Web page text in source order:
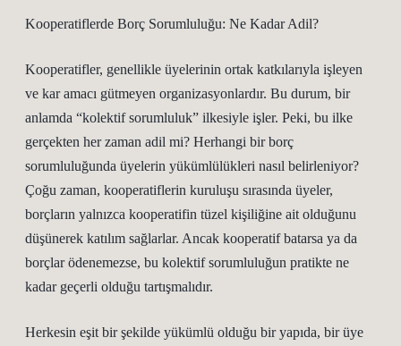
Kooperatiflerde Borç Sorumluluğu: Ne Kadar Adil?
Kooperatifler, genellikle üyelerinin ortak katkılarıyla işleyen
ve kar amacı gütmeyen organizasyonlardır. Bu durum, bir
anlamda “kolektif sorumluluk” ilkesiyle işler. Peki, bu ilke
gerçekten her zaman adil mi? Herhangi bir borç
sorumluluğunda üyelerin yükümlülükleri nasıl belirleniyor?
Çoğu zaman, kooperatiflerin kuruluşu sırasında üyeler,
borçların yalnızca kooperatifin tüzel kişiliğine ait olduğunu
düşünerek katılım sağlarlar. Ancak kooperatif batarsa ya da
borçlar ödenemezse, bu kolektif sorumluluğun pratikte ne
kadar geçerli olduğu tartışmalıdır.
Herkesin eşit bir şekilde yükümlü olduğu bir yapıda, bir üye